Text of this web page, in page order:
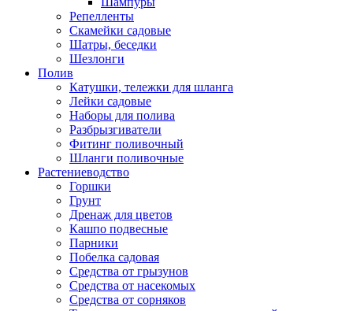
Репелленты
Скамейки садовые
Шатры, беседки
Шезлонги
Полив
Катушки, тележки для шланга
Лейки садовые
Наборы для полива
Разбрызгиватели
Фитинг поливочный
Шланги поливочные
Растениеводство
Горшки
Грунт
Дренаж для цветов
Кашпо подвесные
Парники
Побелка садовая
Средства от грызунов
Средства от насекомых
Средства от сорняков